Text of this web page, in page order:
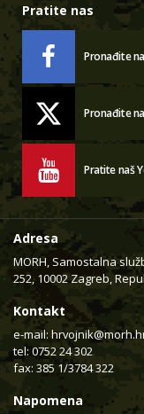
Pratite nas
Pronađite
Pronađite
Pratite naš
Adresa
MORH, Samostalna
252, 10002 Zagreb,
Kontakt
e-mail:
tel: 0752 24 302
fax: 385 1/3784 322
Napomena